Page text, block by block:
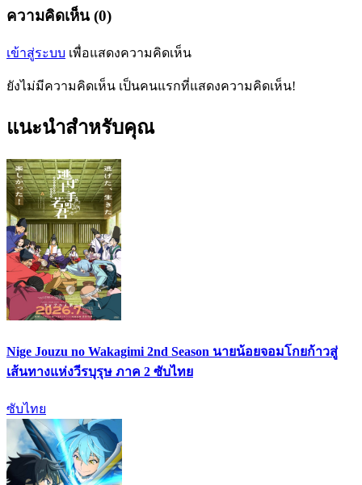
ความคิดเห็น (0)
เข้าสู่ระบบ เพื่อแสดงความคิดเห็น
ยังไม่มีความคิดเห็น เป็นคนแรกที่แสดงความคิดเห็น!
แนะนำสำหรับคุณ
Nige Jouzu no Wakagimi 2nd Season นายน้อยจอมโกยก้าวสู่
เส้นทางแห่งวีรบุรุษ ภาค 2 ซับไทย
ซับไทย